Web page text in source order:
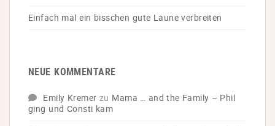
Einfach mal ein bisschen gute Laune verbreiten
NEUE KOMMENTARE
Emily Kremer zu Mama … and the Family – Phil
ging und Consti kam